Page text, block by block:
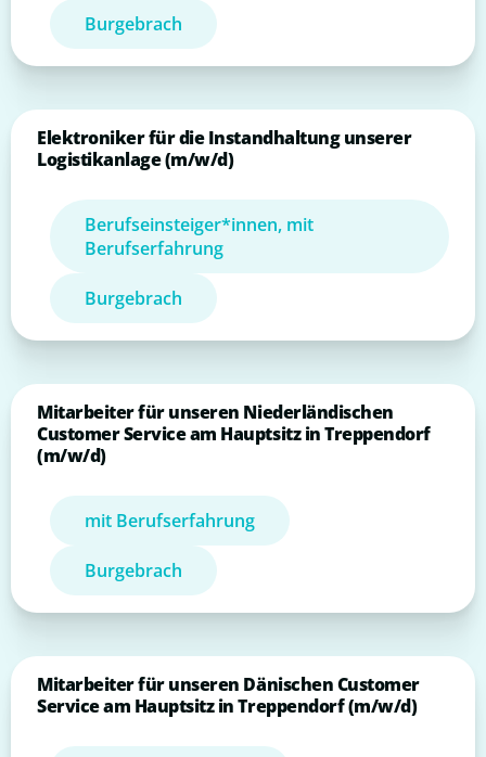
Burgebrach
Elektroniker für die Instandhaltung unserer
Logistikanlage (m/w/d)
Berufseinsteiger*innen, mit
Berufserfahrung
Burgebrach
Mitarbeiter für unseren Niederländischen
Customer Service am Hauptsitz in Treppendorf
(m/w/d)
mit Berufserfahrung
Burgebrach
Mitarbeiter für unseren Dänischen Customer
Service am Hauptsitz in Treppendorf (m/w/d)